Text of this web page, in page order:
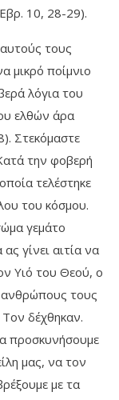
10, 28-29).
τους
μικρό ποίμνιο
λόγια του
ελθών άρα
Στεκόμαστε
την φοβερή
τελέστηκε
του κόσμου.
γεμάτο
γίνει αιτία να
Υιό του Θεού, ο
τους
Τον δέχθηκαν.
προσκυνήσουμε
μας, να τον
με τα